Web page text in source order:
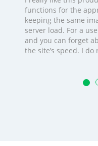
functions for the
keeping the same
server load. For a
and you can forget
the site’s speed. I